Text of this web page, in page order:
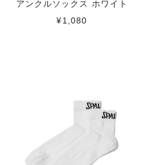
アンクルソックス ホワイト
¥1,080